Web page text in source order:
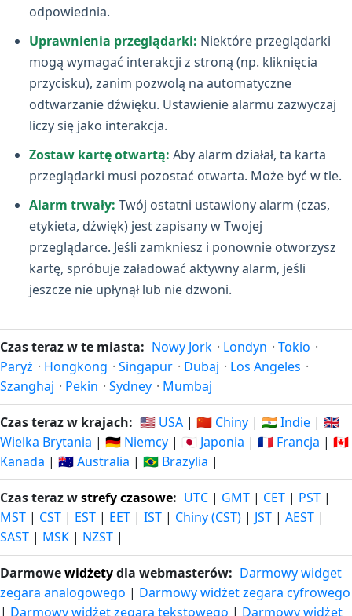
odpowiednia.
Uprawnienia przeglądarki: Niektóre przeglądarki
mogą wymagać interakcji z stroną (np. kliknięcia
przycisku), zanim pozwolą na automatyczne
odtwarzanie dźwięku. Ustawienie alarmu zazwyczaj
liczy się jako interakcja.
Zostaw kartę otwartą: Aby alarm działał, ta karta
przeglądarki musi pozostać otwarta. Może być w tle.
Alarm trwały: Twój ostatni ustawiony alarm (czas,
etykieta, dźwięk) jest zapisany w Twojej
przeglądarce. Jeśli zamkniesz i ponownie otworzysz
kartę, spróbuje załadować aktywny alarm, jeśli
jeszcze nie upłynął lub nie dzwoni.
Czas teraz w te miasta: Nowy Jork · Londyn · Tokio ·
Paryż · Hongkong · Singapur · Dubaj · Los Angeles ·
Szanghaj · Pekin · Sydney · Mumbaj
Czas teraz w krajach: 🇺🇸 USA | 🇨🇳 Chiny | 🇮🇳 Indie | 🇬🇧
Wielka Brytania | 🇩🇪 Niemcy | 🇯🇵 Japonia | 🇫🇷 Francja | 🇨🇦
Kanada | 🇦🇺 Australia | 🇧🇷 Brazylia |
Czas teraz wstrefy czasowe: UTC | GMT | CET | PST |
MST | CST | EST | EET | IST | Chiny (CST) | JST | AEST |
SAST | MSK | NZST |
Darmowewidżetydla webmasterów: Darmowy widget
zegara analogowego | Darmowy widżet zegara cyfrowego
| Darmowy widżet zegara tekstowego | Darmowy widżet